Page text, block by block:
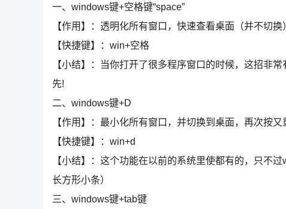
一、windows键+空格键“space”
【作用】：透明化所有窗口，快速查看桌面（并不切换
【快捷键】：win+空格
【小结】：当你打开了很多程序窗口的时候，这招非
先!
二、windows键+D
【作用】：最小化所有窗口，并切换到桌面，再次按
【快捷键】：win+d
【小结】：这个功能在以前的系统里使都有的，只不
长方形小条）
三、windows键+tab键